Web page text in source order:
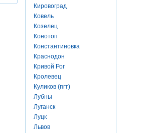
Кировоград
Ковель
Козелец
Конотоп
Константиновка
Краснодон
Кривой Рог
Кролевец
Куликов (пгт)
Лубны
Луганск
Луцк
Львов